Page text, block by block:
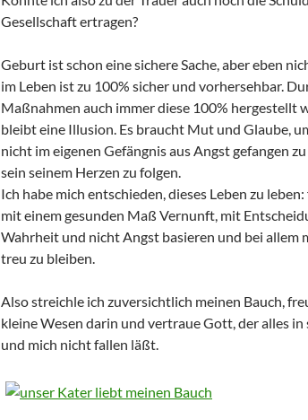
Gesellschaft ertragen?
Geburt ist schon eine sichere Sache, aber eben
im Leben ist zu 100% sicher und vorhersehbar.
Maßnahmen auch immer diese 100% hergestellt
bleibt eine Illusion. Es braucht Mut und Glaube,
nicht im eigenen Gefängnis aus Angst gefangen
sein seinem Herzen zu folgen.
Ich habe mich entschieden, dieses Leben zu
mit einem gesunden Maß Vernunft, mit
Wahrheit und nicht Angst basieren und bei allem
treu zu bleiben.
Also streichle ich zuversichtlich meinen Bauch,
kleine Wesen darin und vertraue Gott, der alles
und mich nicht fallen läßt.